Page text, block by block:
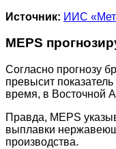
Источник: ИИС
MEPS
Согласно прогнозу
превысит
время, в Восточной
Правда, MEPS
выплавки
производства.